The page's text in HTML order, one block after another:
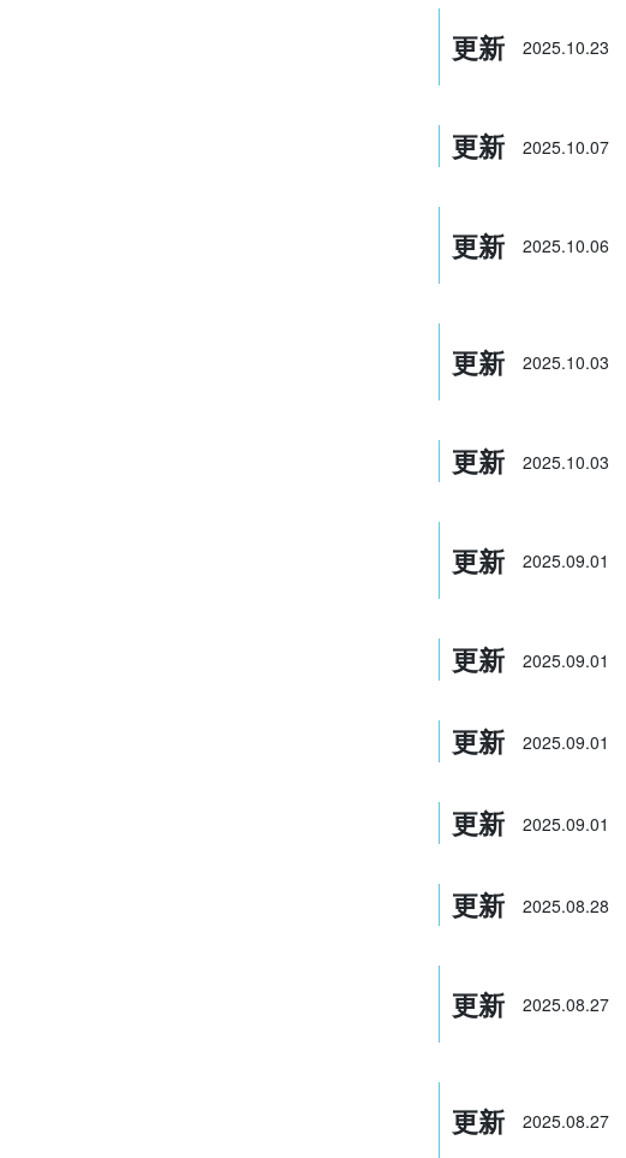
更新 2025.10.23
更新 2025.10.07
更新 2025.10.06
更新 2025.10.03
更新 2025.10.03
更新 2025.09.01
更新 2025.09.01
更新 2025.09.01
更新 2025.09.01
更新 2025.08.28
更新 2025.08.27
更新 2025.08.27